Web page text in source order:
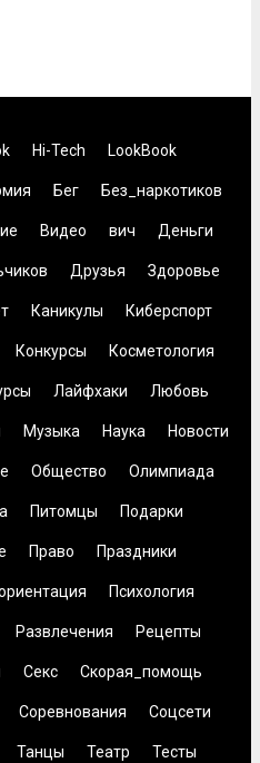
Hi-Tech LookBook
Бег Без_наркотиков
Видео вич Деньги
Друзья Здоровье
Каникулы Киберспорт
Конкурсы Косметология
Лайфхаки Любовь
Музыка Наука Новости
Общество Олимпиада
Питомцы Подарки
Право Праздники
Психология
Развлечения Рецепты
Секс Скорая_помощь
Соревнования Соцсети
Танцы Театр Тесты